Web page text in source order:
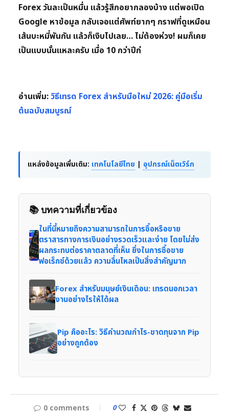
Forex วันละเป็นหมื่น แล้วรู้สึกอยากลองบ้าง แต่พอเปิด
Google หาข้อมูล กลับเจอแต่ศัพท์ยากๆ กราฟที่ดูเหมือน
เส้นบะหมี่พันกัน แล้วก็เงิบไปเลย… ไม่ต้องห่วง! ผมก็เคย
เป็นแบบนั้นแหละครับ เมื่อ 10 กว่าปีก่
อ่านเพิ่ม: วิธีเทรด Forex สำหรับมือใหม่ 2026: คู่มือเริ่ม
ต้นฉบับสมบูรณ์
แหล่งข้อมูลเพิ่มเติม: เทคโนโลยีไทย | อุปกรณ์เน็ตเวิร์ก
📚 บทความที่เกี่ยวข้อง
ในที่นี้หมายถึงความสามารถในการซื้อหรือขาย
ตราสารทางการเงินอย่างรวดเร็วและง่าย โดยไม่ส่ง
ผลกระทบต่อราคาตลาดที่เห็น ยิ่งในการซื้อขาย
ฟอเร็กซ์ด้วยแล้ว ความลื่นไหลเป็นสิ่งสำคัญมาก
Forex สำหรับมนุษย์เงินเดือน: เทรดนอกเวลา
งานอย่างไรให้ได้ผล
Pip คืออะไร: วิธีคำนวณกำไร-ขาดทุนจาก Pip
อย่างถูกต้อง
0 comments 0